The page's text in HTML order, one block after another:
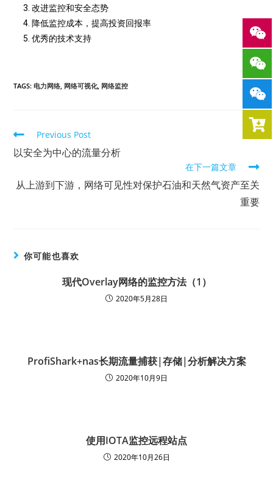
改进监控和安全态势
降低监控成本，提高投资回报率
优秀的技术支持
TAGS:电力网络 网络可视化, 网络监控
Previous Post
以安全为中心的流量分析
在下一篇文章
从上游到下游，网络可见性对保护石油和天然气资产至关
重要
你可能也喜欢
现代Overlay网络的监控方法（1）
2020年5月28日
ProfiShark+nas长期流量捕获|存储|分析解决方案
2020年10月9日
使用IOTA监控远程站点
2020年10月26日